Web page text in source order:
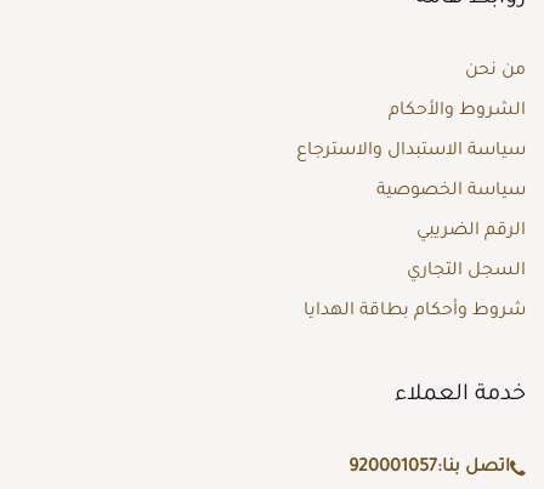
من نحن
الشروط والأحكام
سياسة الاستبدال والاسترجاع
سياسة الخصوصية
الرقم الضريبي
السجل التجاري
شروط وأحكام بطاقة الهدايا
خدمة العملاء
اتصل بنا:920001057